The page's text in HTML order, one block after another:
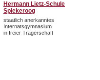
Hermann Lietz-Schule
Spiekeroog
staatlich anerkanntes
Internatsgymnasium
in freier Trägerschaft